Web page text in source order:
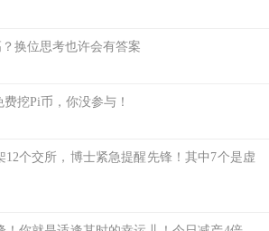
换位思考也许会有答案
挖Pi币，你没参与！
12个交所，博士紧急提醒先锋！其中7个是虚